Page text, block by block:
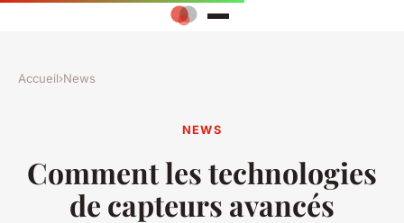
Accueil›News
NEWS
Comment les technologies
de capteurs avancés